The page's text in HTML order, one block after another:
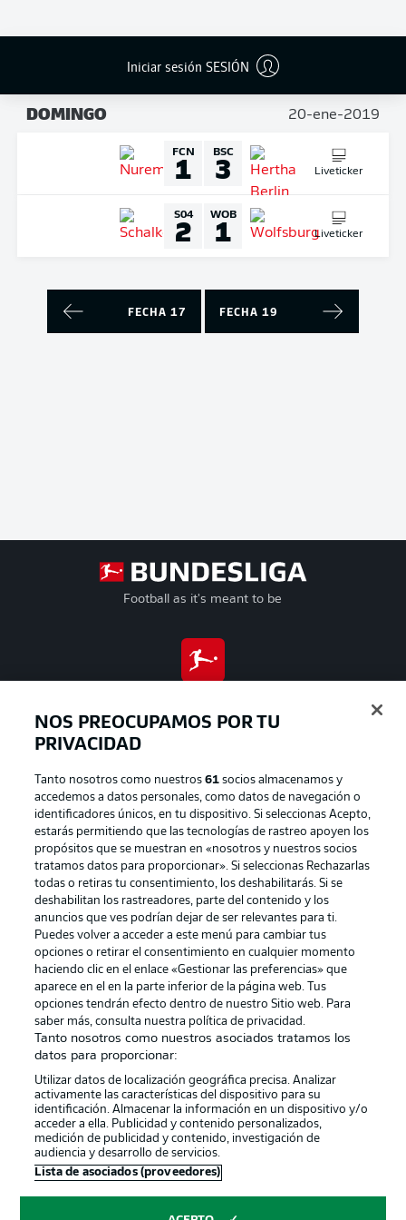
Iniciar sesión SESIÓN
0 1
DOMINGO 20-ene-2019
FCN
1 BSC
3 Liveticker
S04
2 WOB
1 Liveticker
FECHA 17 FECHA 19
Football as it's meant to be
Publicidad Aviso legal
Gestionar las preferencias Declaracion de privacidad
Canales
Jugadores Condiciones de uso
Sello Editorial Contacto
NOS PREOCUPAMOS POR TU
PRIVACIDAD
Tanto nosotros como nuestros61 socios almacenamos y
accedemos a datos personales, como datos de navegación o
identificadores únicos, en tu dispositivo. Si seleccionas Acepto,
estarás permitiendo que las tecnologías de rastreo apoyen los
propósitos que se muestran en «nosotros y nuestros socios
tratamos datos para proporcionar». Si seleccionas Rechazarlas
todas o retiras tu consentimiento, los deshabilitarás. Si se
deshabilitan los rastreadores, parte del contenido y los
anuncios que ves podrían dejar de ser relevantes para ti.
Puedes volver a acceder a este menú para cambiar tus
opciones o retirar el consentimiento en cualquier momento
haciendo clic en el enlace «Gestionar las preferencias» que
aparece en el en la parte inferior de la página web. Tus
opciones tendrán efecto dentro de nuestro Sitio web. Para
saber más, consulta nuestra política de privacidad.
Tanto nosotros como nuestros asociados tratamos los
datos para proporcionar:
Utilizar datos de localización geográfica precisa. Analizar
activamente las características del dispositivo para su
identificación. Almacenar la información en un dispositivo y/o
acceder a ella. Publicidad y contenido personalizados,
medición de publicidad y contenido, investigación de
audiencia y desarrollo de servicios.
Lista de asociados (proveedores)